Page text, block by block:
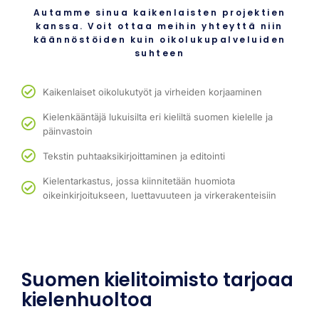
Autamme sinua kaikenlaisten projektien
kanssa. Voit ottaa meihin yhteyttä niin
käännöstöiden kuin oikolukupalveluiden
suhteen
Kaikenlaiset oikolukutyöt ja virheiden korjaaminen
Kielenkääntäjä lukuisilta eri kieliltä suomen kielelle ja
päinvastoin
Tekstin puhtaaksikirjoittaminen ja editointi
Kielentarkastus, jossa kiinnitetään huomiota
oikeinkirjoitukseen, luettavuuteen ja virkerakenteisiin
Suomen kielitoimisto tarjoaa
kielenhuoltoa